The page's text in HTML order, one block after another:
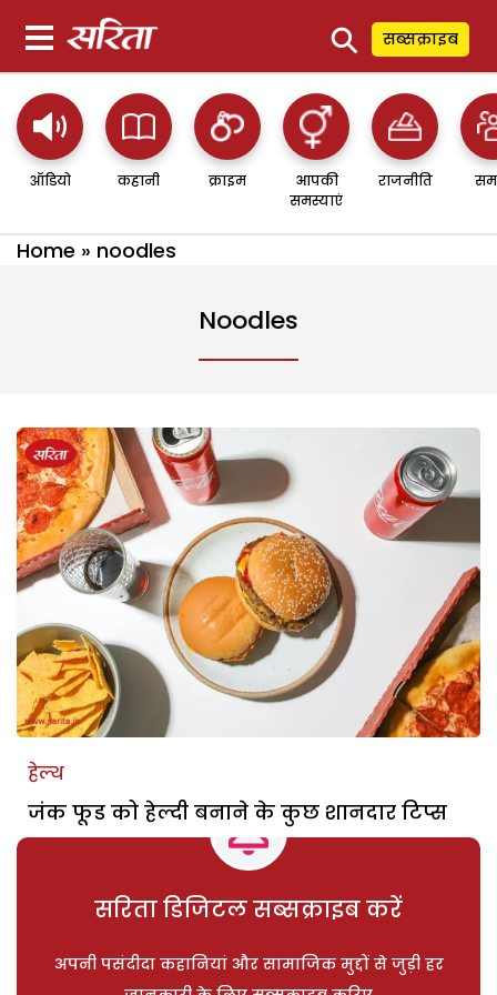
⚲ सब्सक्राइब
ऑडियो कहानी क्राइम
आपकी
समस्याएं
राजनीति
Home » noodles
Noodles
हेल्थ
जंक फूड को हेल्दी बनाने के कुछ शानदार टिप्स
सरिता डिजिटल सब्सक्राइब करें
अपनी पसंदीदा कहानियां और सामाजिक मुद्दों से जुड़ी हर